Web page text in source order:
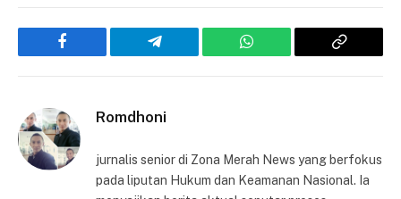
Facebook Telegram WhatsApp
Copy
Romdhoni
jurnalis senior di Zona Merah News yang berfokus
pada liputan Hukum dan Keamanan Nasional. Ia